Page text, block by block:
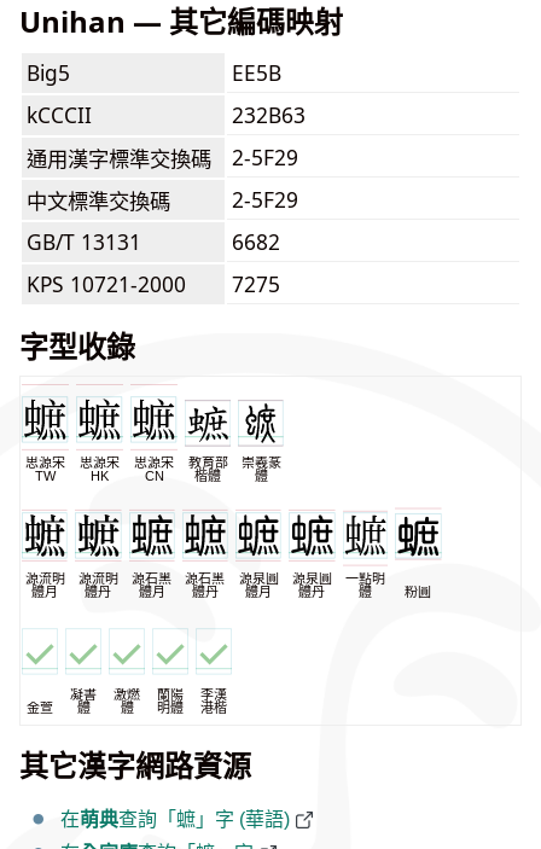
Unihan — 其它編碼映射
Big5
EE5B
kCCCII
232B63
通用漢字標準交換碼
2-5F29
中文標準交換碼
2-5F29
GB/T 13131
6682
KPS 10721-2000
7275
字型收錄
思源宋
TW
思源宋
HK
思源宋
CN
教育部
楷體
崇羲篆
體
源流明
體月
源流明
體丹
源石黑
體月
源石黑
體丹
源泉圓
體月
源泉圓
體丹
一點明
體
粉圓
金萱
凝書
體
激燃
體
蘭陽
明體
李漢
港楷
其它漢字網路資源
在萌典查詢「蟅」字 (華語)